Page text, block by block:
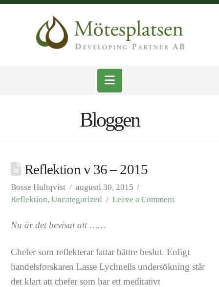
Navigation
Bloggen
Reflektion v 36 – 2015
Bosse Hultqvist
augusti 30, 2015
Reflektion,Uncategorized Leave a Comment
Nu är det bevisat att ……
Chefer som reflekterar fattar bättre beslut. Enligt
handelsforskaren Lasse Lychnells undersökning står
det klart att chefer som har ett meditativt